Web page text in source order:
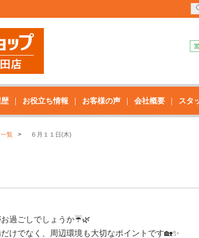
お役立ち情報 お客様の声 会社概要 スタ
覧 ６月１１日(木)
過ごしでしょうか☔🌿
けでなく、周辺環境も大切なポイントです🏡✨